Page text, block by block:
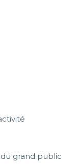
grand public